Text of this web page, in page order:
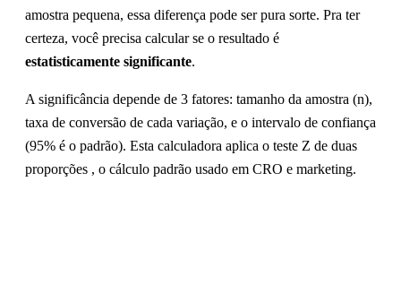
amostra pequena, essa diferença pode ser pura sorte. Pra ter
certeza, você precisa calcular se o resultado é
estatisticamente significante.
A significância depende de 3 fatores: tamanho da amostra (n),
taxa de conversão de cada variação, e o intervalo de confiança
(95% é o padrão). Esta calculadora aplica o teste Z de duas
proporções , o cálculo padrão usado em CRO e marketing.